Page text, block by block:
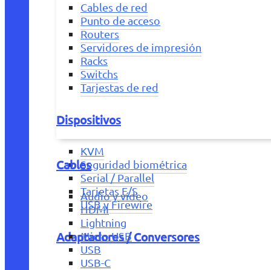
Cables de red
Punto de acceso
Routers
Servidores de impresión
Racks
Switchs
Tarjestas de red
Dispositivos
KVM
Seguridad biométrica
Serial / Parallel
Tarjetas E/S
USB y Firewire
Adaptadores / Conversores
Cables
Audio y vídeo
HDMI
Lightning
Micro USB
USB
USB-C